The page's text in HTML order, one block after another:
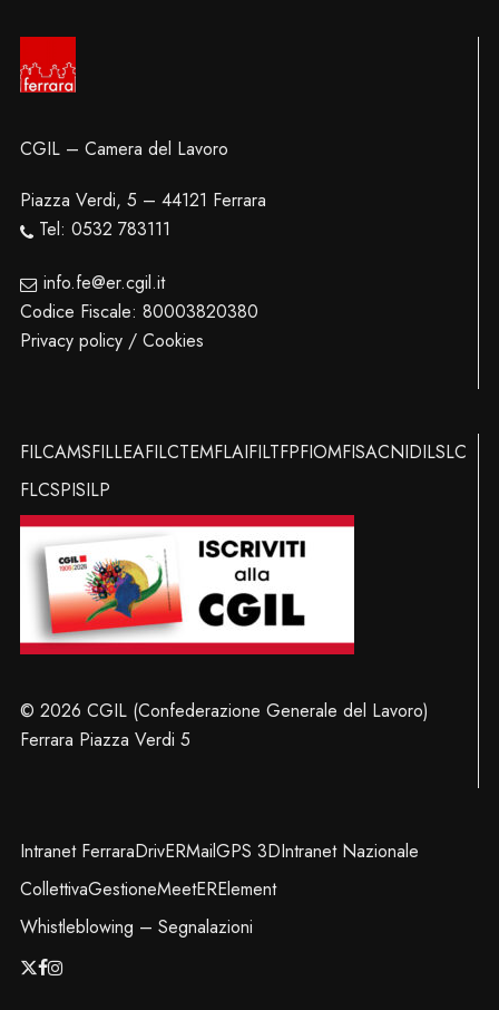
CGIL – Camera del Lavoro
Piazza Verdi, 5 – 44121 Ferrara
Tel: 0532 783111
info.fe@er.cgil.it
Codice Fiscale: 80003820380
Privacy policy / Cookies
FILCAMSFILLEAFILCTEMFLAIFILTFPFIOMFISACNIDILSLC
FLCSPISILP
© 2026 CGIL (Confederazione Generale del Lavoro)
Ferrara Piazza Verdi 5
Intranet FerraraDrivERMailGPS 3DIntranet Nazionale
CollettivaGestioneMeetERElement
Whistleblowing – Segnalazioni
x- facebook
instagram